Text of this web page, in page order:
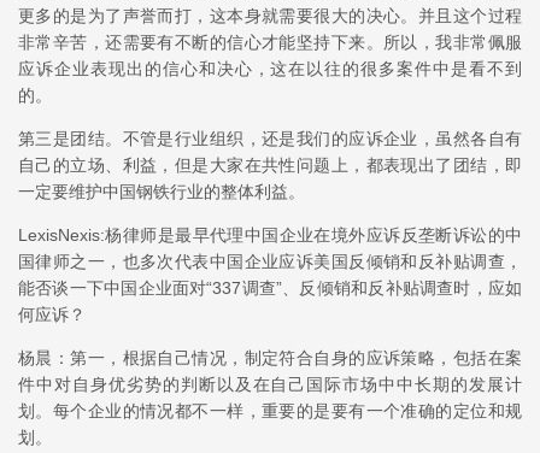
更多的是为了声誉而打，这本身就需要很大的决心。并且这个过程
非常辛苦，还需要有不断的信心才能坚持下来。所以，我非常佩服
应诉企业表现出的信心和决心，这在以往的很多案件中是看不到
的。
第三是团结。不管是行业组织，还是我们的应诉企业，虽然各自有
自己的立场、利益，但是大家在共性问题上，都表现出了团结，即
一定要维护中国钢铁行业的整体利益。
LexisNexis:杨律师是最早代理中国企业在境外应诉反垄断诉讼的中
国律师之一，也多次代表中国企业应诉美国反倾销和反补贴调查，
能否谈一下中国企业面对“337调查”、反倾销和反补贴调查时，应如
何应诉？
杨晨：第一，根据自己情况，制定符合自身的应诉策略，包括在案
件中对自身优劣势的判断以及在自己国际市场中中长期的发展计
划。每个企业的情况都不一样，重要的是要有一个准确的定位和规
划。